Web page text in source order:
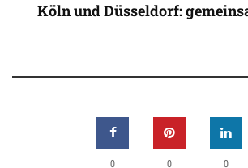
Köln und Düsseldorf:
0 0 0